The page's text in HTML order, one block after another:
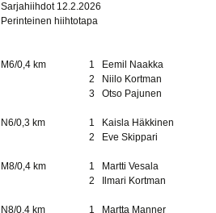
Sarjahiihdot 12.2.2026
Perinteinen hiihtotapa
M6/0,4 km 1 Eemil Naakka
2
Niilo Kortman
3
Otso Pajunen
N6/0,3 km 1 Kaisla Häkkinen
2
Eve Skippari
M8/0,4 km 1 Martti Vesala
2
Ilmari Kortman
N8/0,4 km 1 Martta Manner